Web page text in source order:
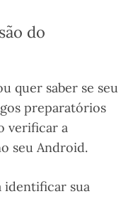
do
quer saber se seu
preparatórios
verificar a
seu Android.
identificar sua